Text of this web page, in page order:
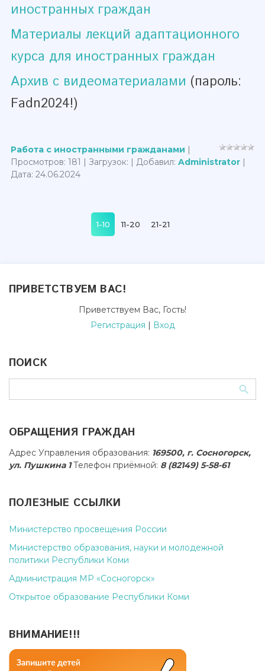
иностранных граждан
Материалы лекций адаптационного
курса для иностранных граждан
Архив с видеоматериалами (пароль:
Fadn2024!)
Работа с иностранными гражданами |
Просмотров: 181 | Загрузок: | Добавил: Administrator |
Дата: 24.06.2024
1-10 11-20 21-21
ПРИВЕТСТВУЕМ ВАС!
Приветствуем Вас, Гость!
Регистрация | Вход
ПОИСК
ОБРАЩЕНИЯ ГРАЖДАН
Адрес Управления образования: 169500, г. Сосногорск,
ул. Пушкина 1Телефон приёмной: 8 (82149) 5-58-61
ПОЛЕЗНЫЕ ССЫЛКИ
Министерство просвещения России
Министерство образования, науки и молодежной
политики Республики Коми
Администрация МР «Сосногорск»
Открытое образование Республики Коми
ВНИМАНИЕ!!!